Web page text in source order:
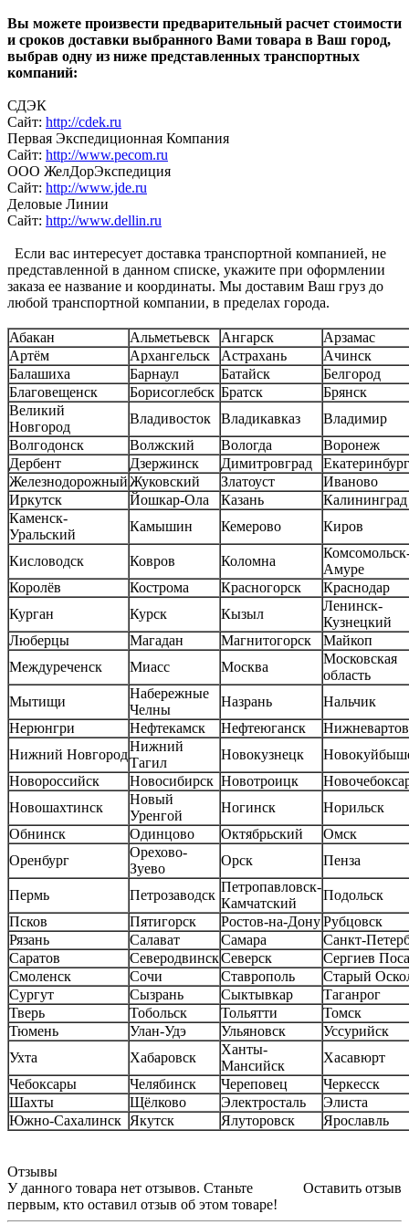
Вы можете произвести предварительный расчет стоимости
и сроков доставки выбранного Вами товара в Ваш город,
выбрав одну из ниже представленных транспортных
компаний:
СДЭК
Сайт: http://cdek.ru
Первая Экспедиционная Компания
Сайт: http://www.pecom.ru
ООО ЖелДорЭкспедиция
Сайт: http://www.jde.ru
Деловые Линии
Сайт: http://www.dellin.ru
Если вас интересует доставка транспортной компанией, не
представленной в данном списке, укажите при оформлении
заказа ее название и координаты. Мы доставим Ваш груз до
любой транспортной компании, в пределах города.
Абакан Альметьевск Ангарск
Арзамас
Артём
Архангельск Астрахань
Ачинск
Балашиха
Барнаул Батайск
Белгород
Благовещенск
Борисоглебск Братск
Брянск
Великий
Новгород
Владивосток Владикавказ
Владимир
Волгодонск
Волжский Вологда
Воронеж
Дербент
Дзержинск Димитровград
Екатеринбург
ЖелезнодорожныйЖуковский Златоуст
Иваново
Иркутск
Йошкар-Ола Казань
Калининград
Каменск-
Уральский
Камышин Кемерово Киров
Кисловодск Ковров Коломна
Амуре
Королёв
Кострома Красногорск
Краснодар
Курган
Курск Кызыл
Ленинск-
Кузнецкий
Люберцы
Магадан Магнитогорск
Майкоп
Междуреченск
Миасс Москва
Московская
область
Мытищи
Набережные
Челны
Назрань
Нальчик
Нерюнгри
Нефтекамск Нефтеюганск
Нижний Новгород
Нижний
Тагил
Новокузнецк
Новороссийск
Новосибирск Новотроицк
Новошахтинск
Новый
Уренгой
Ногинск
Норильск
Обнинск
Одинцово Октябрьский
Омск
Оренбург
Орехово-
Зуево
Орск Пенза
Пермь Петрозаводск
Петропавловск-
Камчатский
Подольск
Псков
Пятигорск Ростов-на-ДонуРубцовск
Рязань
Салават Самара
Санкт-
Саратов
СеверодвинскСеверск
Сергиев
Смоленск
Сочи Ставрополь
Старый
Сургут
Сызрань Сыктывкар
Таганрог
Тверь
Тобольск Тольятти
Томск
Тюмень
Улан-Удэ Ульяновск
Уссурийск
Ухта
Хабаровск
Ханты-
Мансийск
Хасавюрт
Чебоксары
Челябинск Череповец
Черкесск
Шахты
Щёлково Электросталь
Элиста
Южно-Сахалинск Якутск Ялуторовск Ярославль
Отзывы
Оставить отзыв
У данного товара нет отзывов. Станьте
первым, кто оставил отзыв об этом товаре!